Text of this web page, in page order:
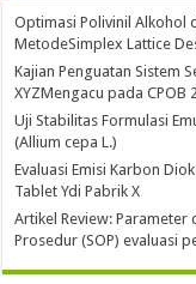
Optimasi Polivinil Alkohol
MetodeSimplex Lattice
Kajian Penguatan Sistem
XYZMengacu pada CPOB
Uji Stabilitas Formulasi
(Allium cepa L.)
Evaluasi Emisi Karbon
Tablet Ydi Pabrik X
Artikel Review:
Prosedur (SOP) evaluasi